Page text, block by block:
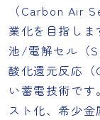
（Carbon Air
業化を目指し
池/電解セル（
酸化還元反応
い蓄電技術で
スト化、希少